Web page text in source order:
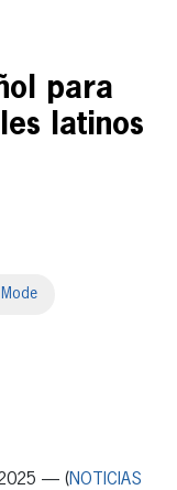
para
latinos
2025 — (NOTICIAS